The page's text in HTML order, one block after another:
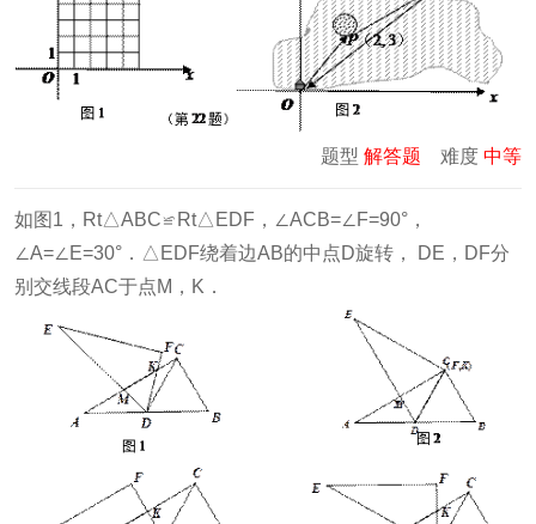
题型 解答题 难度 中等
如图1，Rt△ABC≌Rt△EDF，∠ACB=∠F=90°，
∠A=∠E=30°．△EDF绕着边AB的中点D旋转， DE，DF分
别交线段AC于点M，K．